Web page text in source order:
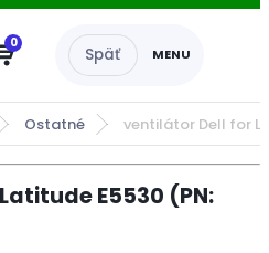
0
Ostatné ventilátor Dell for
E5530 (PN: